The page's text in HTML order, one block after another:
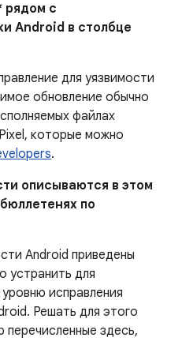
рядом с
Android в столбце
для уязвимости
обновление обычно
файлах
которые можно
.
описываются в этом
по
Android приведены
устранить для
исправления
Решать для этого
перечисленные здесь,